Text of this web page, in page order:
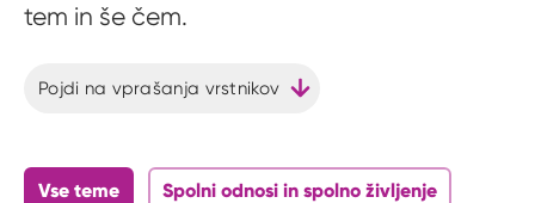
tem in še čem.
Pojdi na vprašanja vrstnikov
Vse teme Spolni odnosi in spolno življenje